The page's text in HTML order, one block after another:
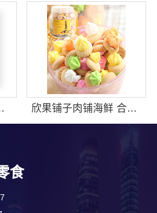
度快吗 欣果铺子肉铺海鲜 合作之后后顾无忧
食